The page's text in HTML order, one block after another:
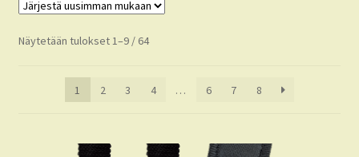
Tilausehdot
Näytetään tulokset 1–9 / 64Sorted
1
2 3 4 … 6 7 8